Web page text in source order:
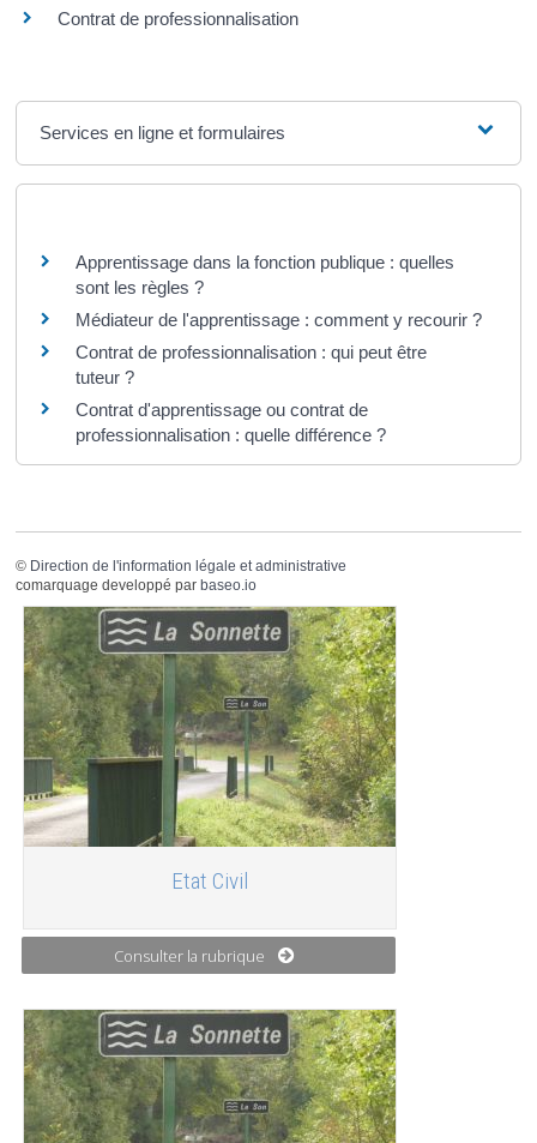
Contrat de professionnalisation
Services en ligne et formulaires
Apprentissage dans la fonction publique : quelles
sont les règles ?
Médiateur de l'apprentissage : comment y recourir ?
Contrat de professionnalisation : qui peut être
tuteur ?
Contrat d'apprentissage ou contrat de
professionnalisation : quelle différence ?
© Direction de l'information légale et administrative
comarquage developpé par baseo.io
Etat Civil
Consulter la rubrique